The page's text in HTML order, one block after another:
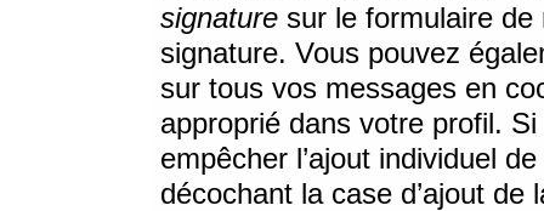
signature sur le formulaire de
signature. Vous pouvez
sur tous vos messages en
approprié dans votre profil.
empêcher l’ajout individuel
décochant la case d’ajout